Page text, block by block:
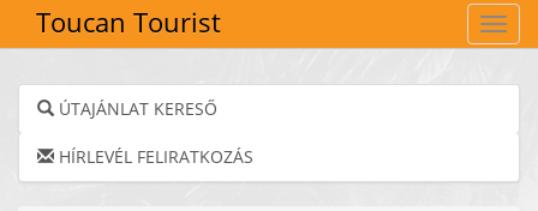
Toucan Tourist
ÚTAJÁNLAT KERESŐ
HÍRLEVÉL FELIRATKOZÁS